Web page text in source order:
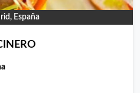
España